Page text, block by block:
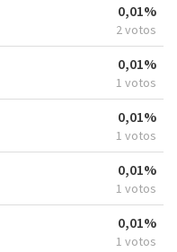
0,01%
2 votos
0,01%
1 votos
0,01%
1 votos
0,01%
1 votos
0,01%
1 votos